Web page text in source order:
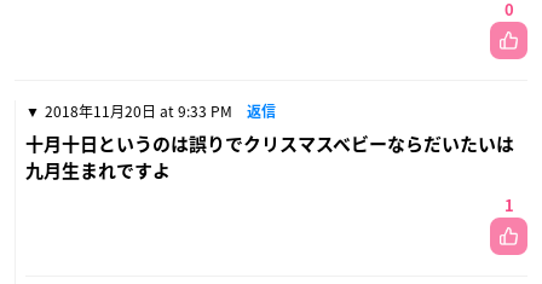
0
2018年11月20日 at 9:33 PM 返信
十月十日というのは誤りでクリスマスベビーならだいたいは
九月生まれですよ
1